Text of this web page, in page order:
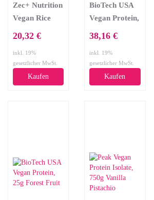
Zec+ Nutrition
Vegan Rice
Vanilla
20,32 €
inkl. 19%
gesetzlicher MwSt.
Kaufen
BioTech USA
Vegan Protein,
Vanillekuchen
38,16 €
inkl. 19%
gesetzlicher MwSt.
Kaufen